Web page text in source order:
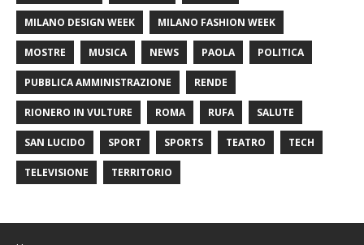
MILANO DESIGN WEEK MILANO FASHION WEEK
MOSTRE MUSICA NEWS PAOLA POLITICA
PUBBLICA AMMINISTRAZIONE RENDE
RIONERO IN VULTURE ROMA RUFA SALUTE
SAN LUCIDO SPORT SPORTS TEATRO TECH
TELEVISIONE TERRITORIO